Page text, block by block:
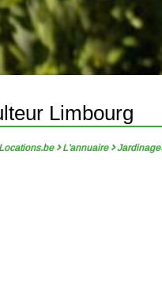
Limbourg
Locations.be L'annuaire Jardinage